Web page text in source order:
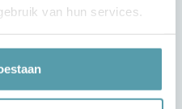
van hun services.